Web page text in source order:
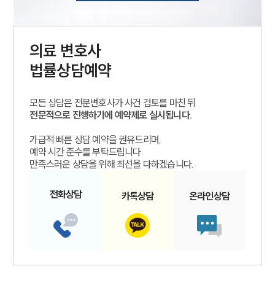
의료 변호사
법률상담예약
모든 상담은 전문변호사가 사건 검토를 마친 뒤
전문적으로 진행하기에 예약제로 실시됩니다.
가급적 빠른 상담 예약을 권유드리며,
예약 시간 준수를 부탁드립니다.
만족스러운 상담을 위해 최선을 다하겠습니다.
전화상담 카톡상담 온라인상담